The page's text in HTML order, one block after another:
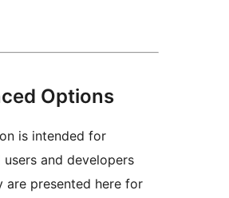
Options
is intended for
users and developers
are presented here for